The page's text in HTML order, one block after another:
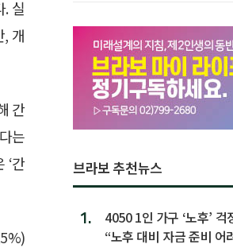
실
개
간
는
‘간
브라보 추천뉴스
1.
4050 1인 가구 ‘노후’ 걱
“노후 대비 자금 준비 어